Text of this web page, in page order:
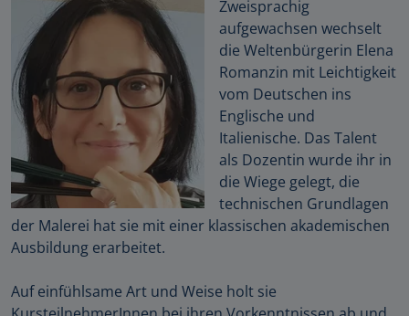
Zweisprachig
aufgewachsen wechselt
die Weltenbürgerin Elena
Romanzin mit Leichtigkeit
vom Deutschen ins
Englische und
Italienische. Das Talent
als Dozentin wurde ihr in
die Wiege gelegt, die
technischen Grundlagen
der Malerei hat sie mit einer klassischen akademischen
Ausbildung erarbeitet.
Auf einfühlsame Art und Weise holt sie